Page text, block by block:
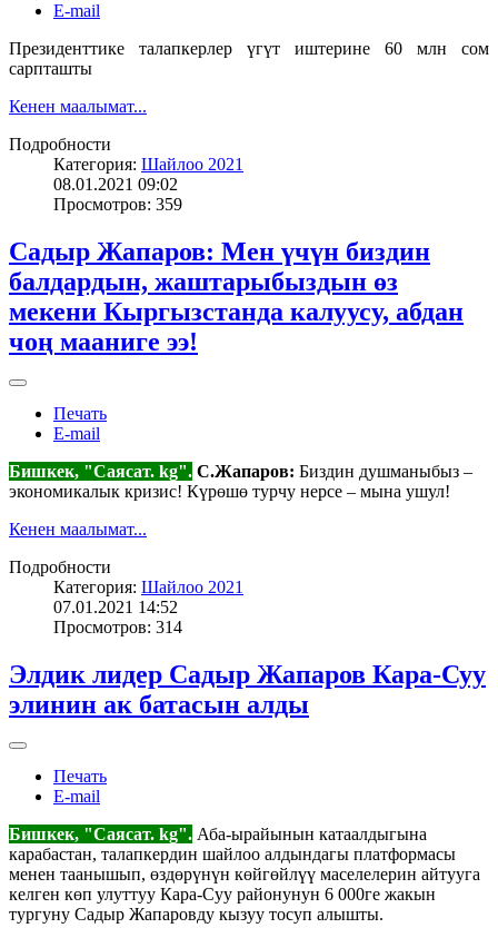
E-mail
Президенттике талапкерлер үгүт иштерине 60 млн сом
сарпташты
Кенен маалымат...
Подробности
Категория: Шайлоо 2021
08.01.2021 09:02
Просмотров: 359
Садыр Жапаров: Мен үчүн биздин
балдардын, жаштарыбыздын өз
мекени Кыргызстанда калуусу, абдан
чоң мааниге ээ!
Печать
E-mail
Бишкек, "Саясат. kg". С.Жапаров: Биздин душманыбыз –
экономикалык кризис! Күрөшө турчу нерсе – мына ушул!
Кенен маалымат...
Подробности
Категория: Шайлоо 2021
07.01.2021 14:52
Просмотров: 314
Элдик лидер Садыр Жапаров Кара-Суу
элинин ак батасын алды
Печать
E-mail
Бишкек, "Саясат. kg". Аба-ырайынын катаалдыгына
карабастан, талапкердин шайлоо алдындагы платформасы
менен таанышып, өздөрүнүн көйгөйлүү маселелерин айтууга
келген көп улуттуу Кара-Суу районунун 6 000ге жакын
тургуну Садыр Жапаровду кызуу тосуп алышты.